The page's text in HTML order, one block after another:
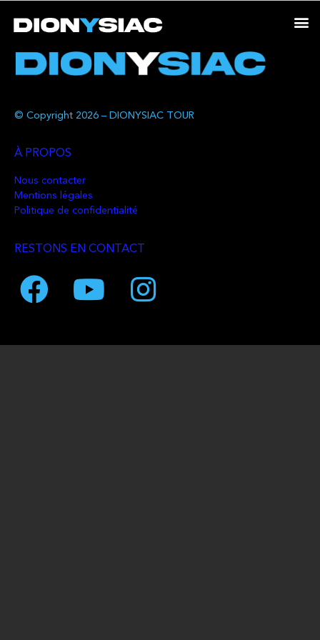
© Copyright 2026 – DIONYSIAC TOUR
À PROPOS
Nous contacter
Mentions légales
Politique de confidentialité
RESTONS EN CONTACT